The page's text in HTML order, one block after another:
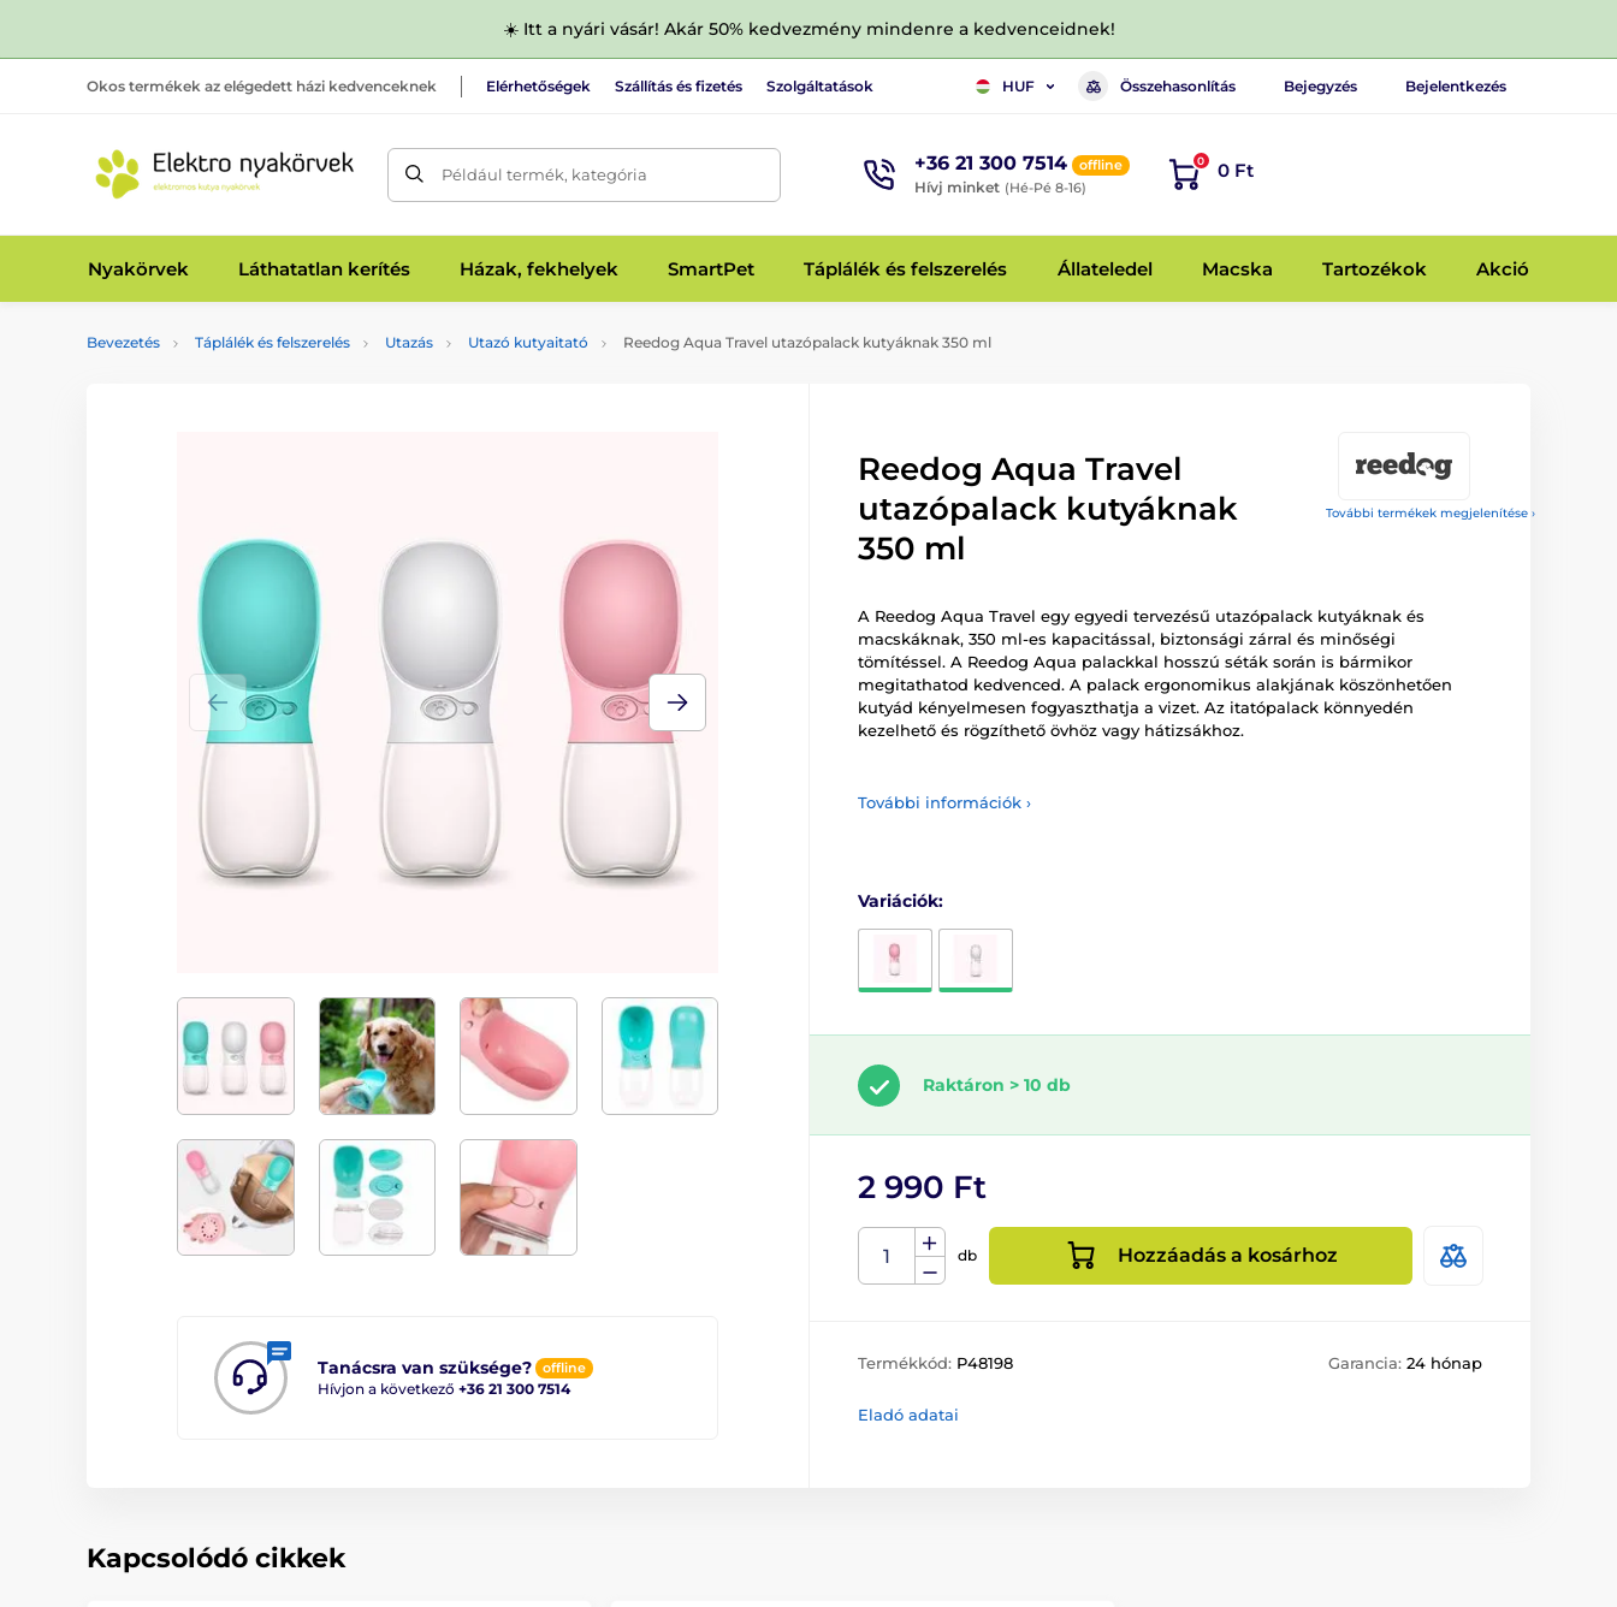
☀️ Itt a nyári vásár! Akár 50% kedvezmény mindenre a kedvenceidnek!
Okos termékek az elégedett házi kedvenceknek Elérhetőségek Szállítás és fizetés Szolgáltatások HUF Összehasonlítás Bejegyzés Bejelentkezés
Például termék, kategória +36 21 300 7514 offline
Hívj minket (Hé-Pé 8-16)
0 0 Ft
Nyakörvek Láthatatlan kerítés Házak, fekhelyek SmartPet Táplálék és felszerelés Állateledel Macska Tartozékok Akció
Bevezetés Táplálék és felszerelés Utazás Utazó kutyaitató Reedog Aqua Travel utazópalack kutyáknak 350 ml
További termékek megjelenítése ›
Tanácsra van szüksége? offline
Hívjon a következő +36 21 300 7514
Reedog Aqua Travel
utazópalack kutyáknak
350 ml
A Reedog Aqua Travel egy egyedi tervezésű utazópalack kutyáknak és
macskáknak, 350 ml-es kapacitással, biztonsági zárral és minőségi
tömítéssel. A Reedog Aqua palackkal hosszú séták során is bármikor
megitathatod kedvenced. A palack ergonomikus alakjának köszönhetően
kutyád kényelmesen fogyaszthatja a vizet. Az itatópalack könnyedén
kezelhető és rögzíthető övhöz vagy hátizsákhoz.
További információk ›
Variációk:
Raktáron > 10 db
2 990 Ft
db Hozzáadás a kosárhoz
Termékkód: P48198 Garancia: 24 hónap
Eladó adatai
Kapcsolódó cikkek